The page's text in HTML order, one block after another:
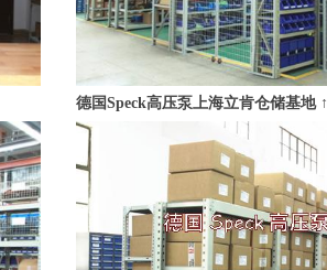
德国Speck高压泵上海立肯仓储基地 ↑